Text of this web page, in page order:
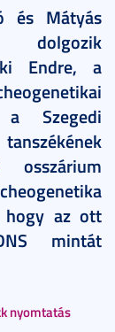
és Mátyás
Endre, a
a Szegedi
osszárium
hogy az ott
mintát
nyomtatás